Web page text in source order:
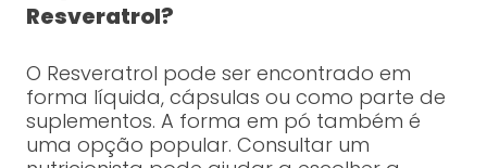
Resveratrol?
O Resveratrol pode ser encontrado em
forma líquida, cápsulas ou como parte de
suplementos. A forma em pó também é
uma opção popular. Consultar um